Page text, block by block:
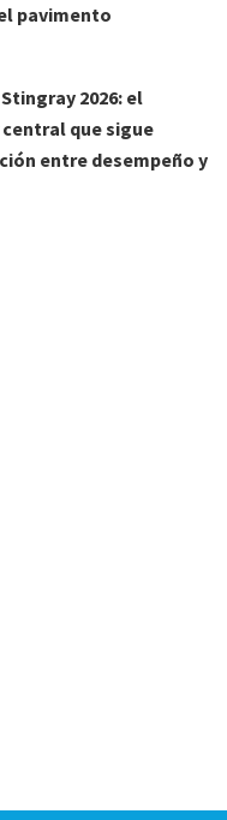
pavimento
2026: el
que sigue
entre desempeño y